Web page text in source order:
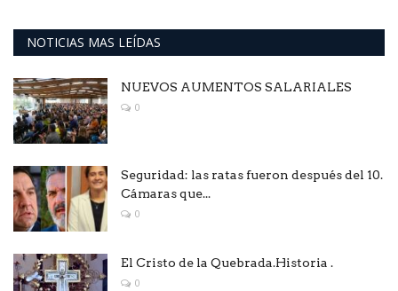
NOTICIAS MAS LEÍDAS
NUEVOS AUMENTOS SALARIALES
0
Seguridad: las ratas fueron después del 10.
Cámaras que...
0
El Cristo de la Quebrada.Historia .
0